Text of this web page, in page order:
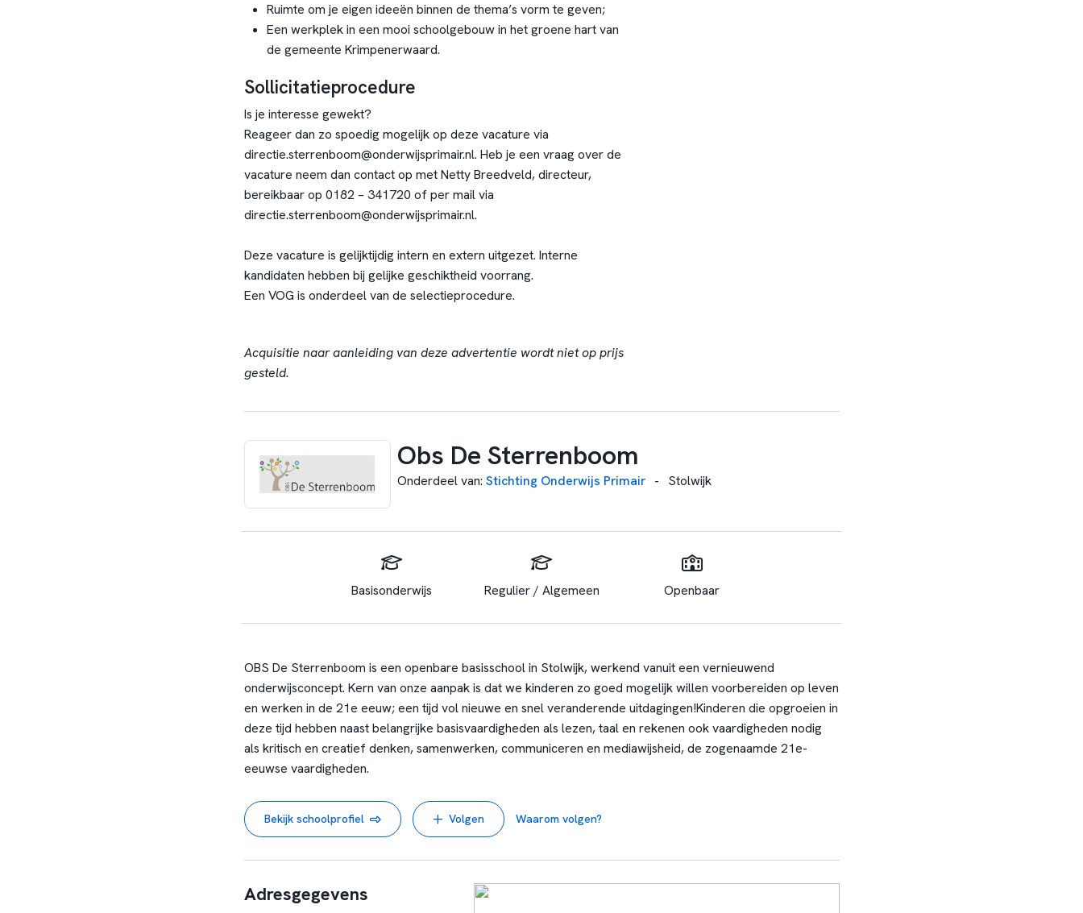
Ruimte om je eigen ideeën binnen de thema’s vorm te geven;
Een werkplek in een mooi schoolgebouw in het groene hart van
de gemeente Krimpenerwaard.
Sollicitatieprocedure
Is je interesse gewekt?
Reageer dan zo spoedig mogelijk op deze vacature via
directie.sterrenboom@onderwijsprimair.nl. Heb je een vraag over de
vacature neem dan contact op met Netty Breedveld, directeur,
bereikbaar op 0182 – 341720 of per mail via
directie.sterrenboom@onderwijsprimair.nl.
Deze vacature is gelijktijdig intern en extern uitgezet. Interne
kandidaten hebben bij gelijke geschiktheid voorrang.
Een VOG is onderdeel van de selectieprocedure.
Acquisitie naar aanleiding van deze advertentie wordt niet op prijs
gesteld.
Obs De Sterrenboom
Onderdeel van: Stichting Onderwijs Primair - Stolwijk
Basisonderwijs Regulier / Algemeen Openbaar
OBS De Sterrenboom is een openbare basisschool in Stolwijk, werkend vanuit een vernieuwend
onderwijsconcept. Kern van onze aanpak is dat we kinderen zo goed mogelijk willen voorbereiden op leven
en werken in de 21e eeuw; een tijd vol nieuwe en snel veranderende uitdagingen!Kinderen die opgroeien in
deze tijd hebben naast belangrijke basisvaardigheden als lezen, taal en rekenen ook vaardigheden nodig
als kritisch en creatief denken, samenwerken, communiceren en mediawijsheid, de zogenaamde 21e-
eeuwse vaardigheden.
Bekijk schoolprofiel Volgen Waarom volgen?
Adresgegevens